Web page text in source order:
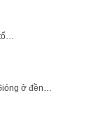
ở đền…